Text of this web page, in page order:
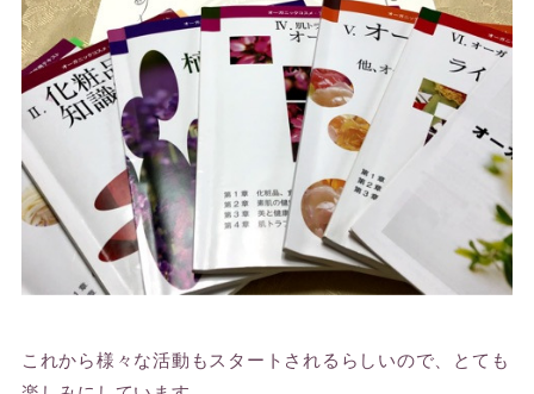
これから様々な活動もスタートされるらしいので、とても